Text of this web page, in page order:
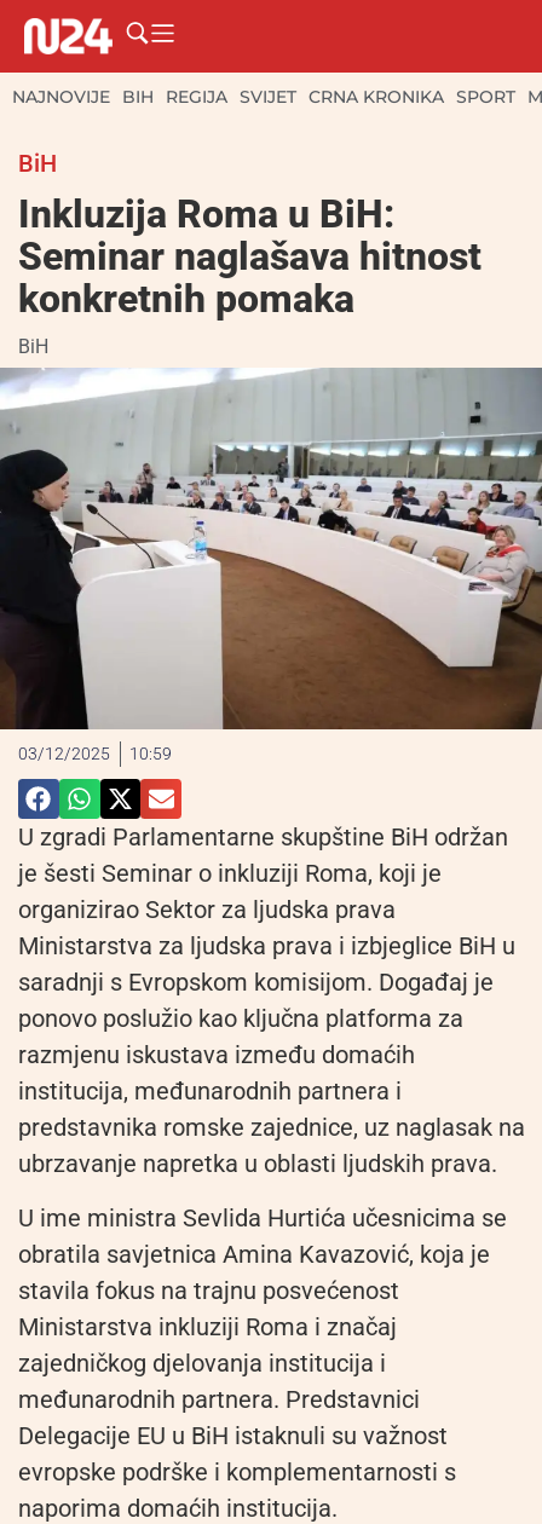
NAJNOVIJE BIH REGIJA SVIJET CRNA KRONIKA SPORT
BiH
Inkluzija Roma u BiH:
Seminar naglašava hitnost
konkretnih pomaka
BiH
03/12/2025 10:59
U zgradi Parlamentarne skupštine BiH održan
je šesti Seminar o inkluziji Roma, koji je
organizirao Sektor za ljudska prava
Ministarstva za ljudska prava i izbjeglice BiH u
saradnji s Evropskom komisijom. Događaj je
ponovo poslužio kao ključna platforma za
razmjenu iskustava između domaćih
institucija, međunarodnih partnera i
predstavnika romske zajednice, uz naglasak na
ubrzavanje napretka u oblasti ljudskih prava.
U ime ministra Sevlida Hurtića učesnicima se
obratila savjetnica Amina Kavazović, koja je
stavila fokus na trajnu posvećenost
Ministarstva inkluziji Roma i značaj
zajedničkog djelovanja institucija i
međunarodnih partnera. Predstavnici
Delegacije EU u BiH istaknuli su važnost
evropske podrške i komplementarnosti s
naporima domaćih institucija.